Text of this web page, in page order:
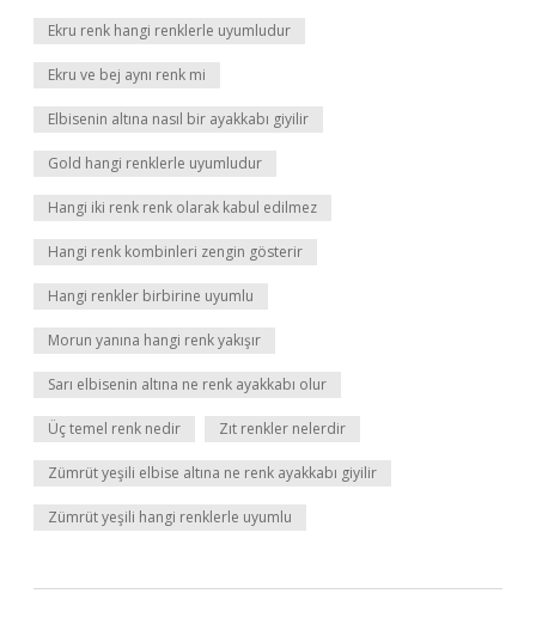
Ekru renk hangi renklerle uyumludur
Ekru ve bej aynı renk mi
Elbisenin altına nasıl bir ayakkabı giyilir
Gold hangi renklerle uyumludur
Hangi iki renk renk olarak kabul edilmez
Hangi renk kombinleri zengin gösterir
Hangi renkler birbirine uyumlu
Morun yanına hangi renk yakışır
Sarı elbisenin altına ne renk ayakkabı olur
Üç temel renk nedir Zıt renkler nelerdir
Zümrüt yeşili elbise altına ne renk ayakkabı giyilir
Zümrüt yeşili hangi renklerle uyumlu